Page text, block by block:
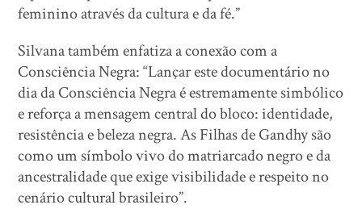
feminino através da cultura e da fé.”
Silvana também enfatiza a conexão com a
Consciência Negra: “Lançar este documentário no
dia da Consciência Negra é estremamente simbólico
e reforça a mensagem central do bloco: identidade,
resistência e beleza negra. As Filhas de Gandhy são
como um símbolo vivo do matriarcado negro e da
ancestralidade que exige visibilidade e respeito no
cenário cultural brasileiro”.